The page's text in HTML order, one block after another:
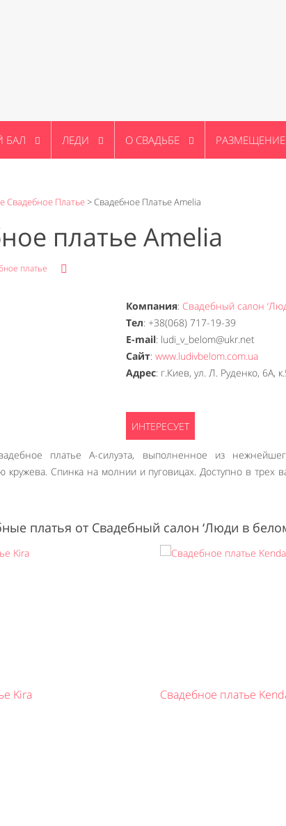
БАЛ ЛЕДИ О СВАДЬБЕ
Свадебное Платье>Свадебное Платье Amelia
платье Amelia
платье
Компания: Cвадебный салон
Тел: +38(068) 717-19-39
E-mail: ludi_v_belom@ukr.net
Сайт:www.ludivbelom.com.ua
Адрес: г.Киев, ул. Л. Руденко, 6А,
платье А-силуэта, выполненное из
кружева. Спинка на молнии и пуговицах. Доступно в трех
платья от Cвадебный салон ‘Люди в
Kira Свадебное платье